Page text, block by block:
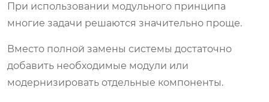
При использовании модульного принципа
многие задачи решаются значительно проще.
Вместо полной замены системы достаточно
добавить необходимые модули или
модернизировать отдельные компоненты.